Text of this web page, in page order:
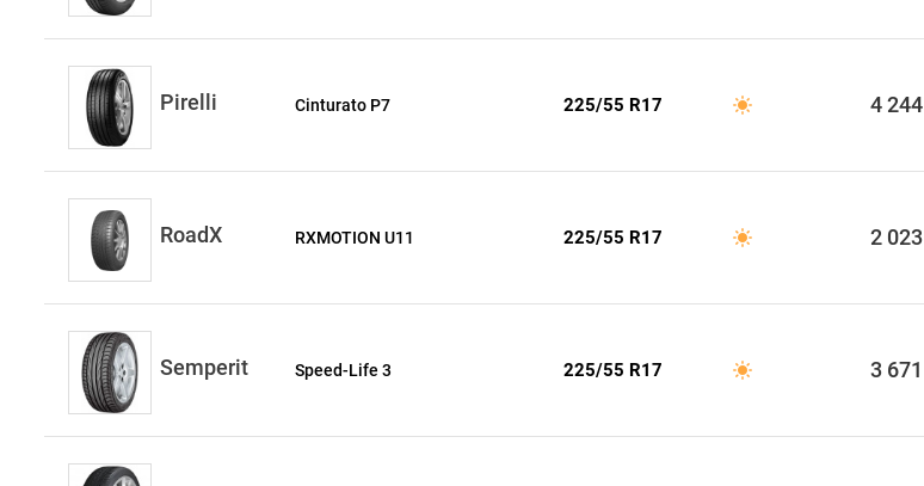
Pirelli Cinturato P7 225/55 R17 4 244
RoadX RXMOTION U11 225/55 R17 2 023
Semperit Speed-Life 3 225/55 R17 3 671